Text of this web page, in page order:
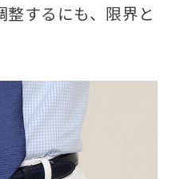
するにも、限界と